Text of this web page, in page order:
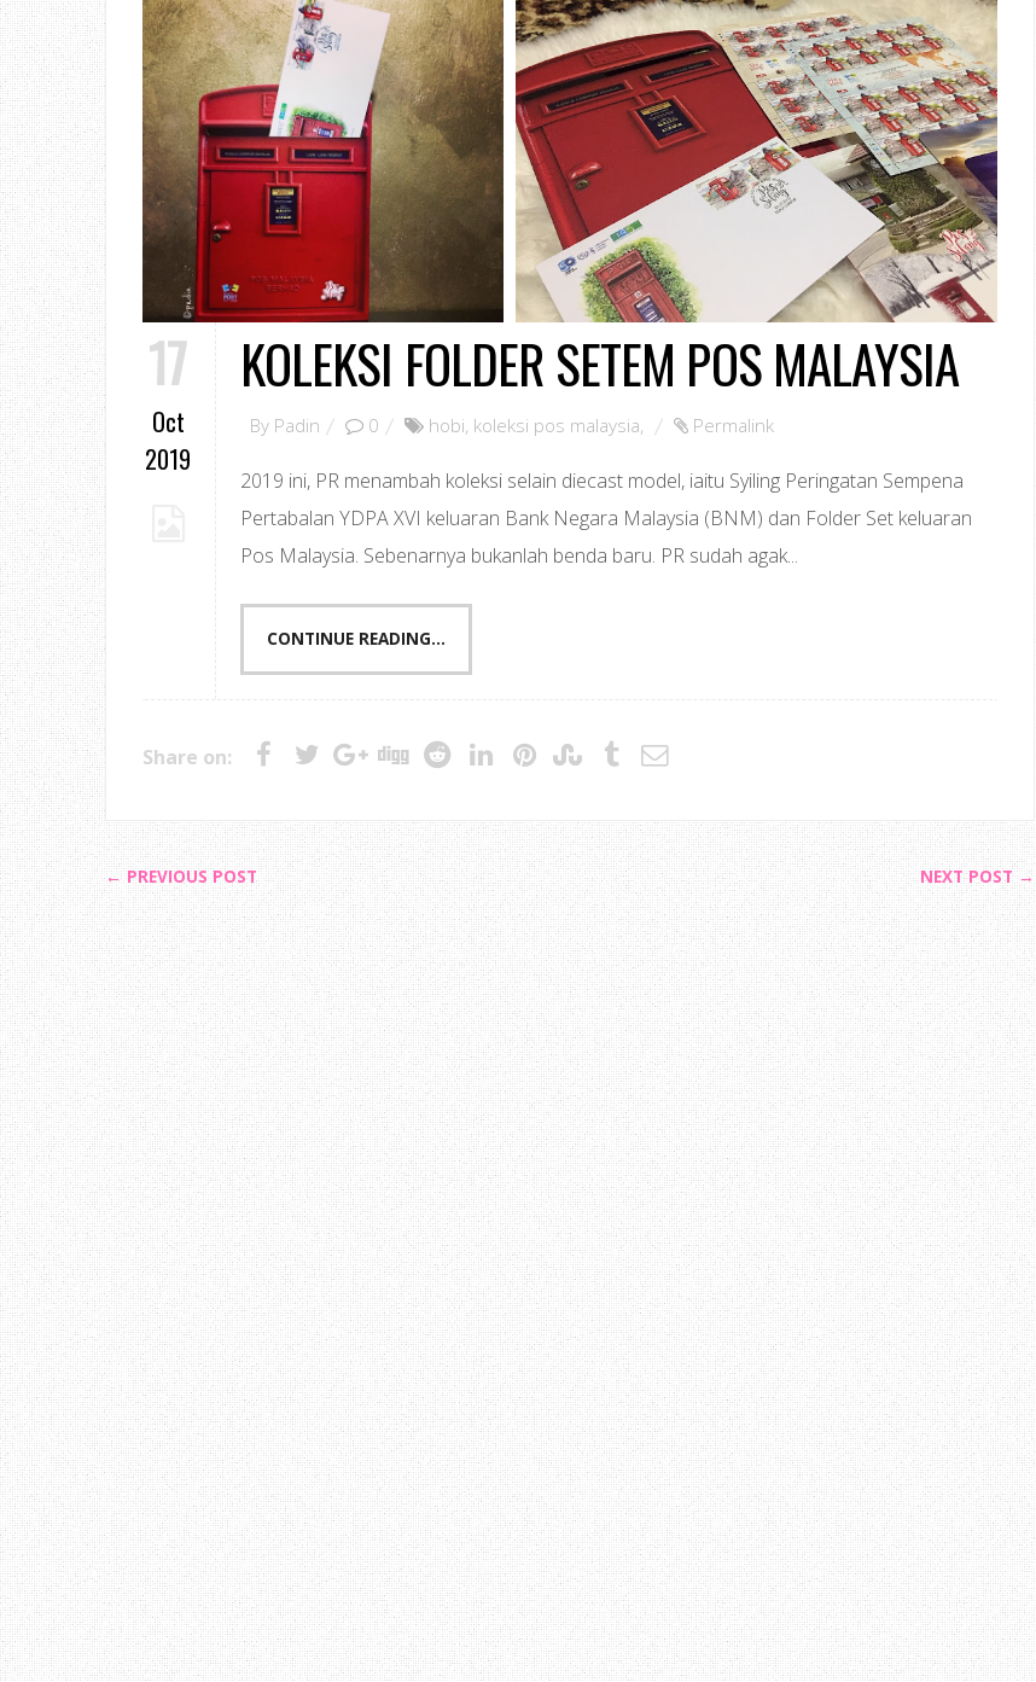
17
Oct
2019
KOLEKSI FOLDER SETEM POS MALAYSIA
By Padin 0 hobi, koleksi pos malaysia, Permalink
2019 ini, PR menambah koleksi selain diecast model, iaitu Syiling Peringatan Sempena
Pertabalan YDPA XVI keluaran Bank Negara Malaysia (BNM) dan Folder Set keluaran
Pos Malaysia. Sebenarnya bukanlah benda baru. PR sudah agak...
CONTINUE READING...
Share on:
← PREVIOUS POST NEXT POST →